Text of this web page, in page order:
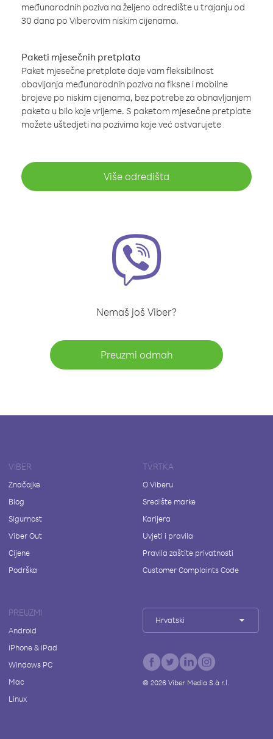
međunarodnih poziva na željeno odredište u trajanju od
30 dana po Viberovim niskim cijenama.
Paketi mjesečnih pretplata
Paket mjesečne pretplate daje vam fleksibilnost
obavljanja međunarodnih poziva na fiksne i mobilne
brojeve po niskim cijenama, bez potrebe za obnavljanjem
paketa u bilo koje vrijeme. S paketom mjesečne pretplate
možete uštedjeti na pozivima koje već ostvarujete
Više odredišta
Nemaš još Viber?
Preuzmi odmah
VIBER
Značajke
Blog
Sigurnost
Viber Out
Cijene
Podrška
TVRTKA
O Viberu
Središte marke
Karijera
Uvjeti i pravila
Pravila zaštite privatnosti
Customer Complaints Code
PREUZMI
Android
iPhone & iPad
Windows PC
Mac
Linux
Hrvatski
© 2026Viber Media S.à r.l.